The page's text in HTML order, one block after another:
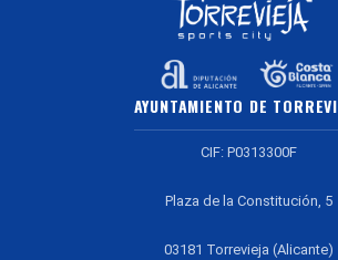
AYUNTAMIENTO DE
CIF: P0313300F
Plaza de la Constitución, 5
03181 Torrevieja (Alicante)